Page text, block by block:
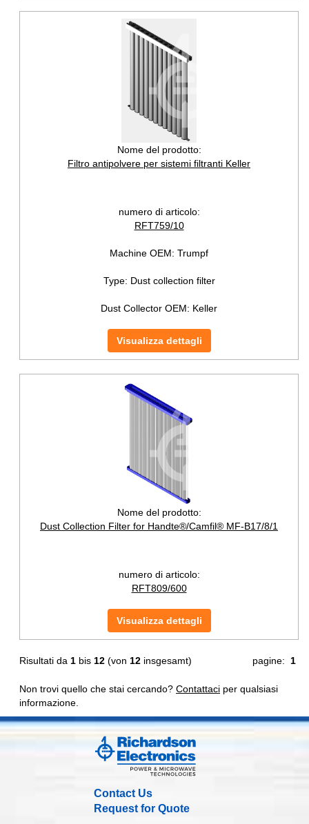
Nome del prodotto:
Filtro antipolvere per sistemi filtranti Keller
numero di articolo:
RFT759/10
Machine OEM: Trumpf
Type: Dust collection filter
Dust Collector OEM: Keller
Visualizza dettagli
Nome del prodotto:
Dust Collection Filter for Handte®/Camfil® MF-B17/8/1
numero di articolo:
RFT809/600
Visualizza dettagli
pagine: 1
Risultati da 1 bis 12 (von 12 insgesamt)
Non trovi quello che stai cercando? Contattaci per qualsiasi
informazione.
Contact Us
Request for Quote